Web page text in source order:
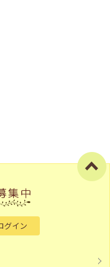
グイン